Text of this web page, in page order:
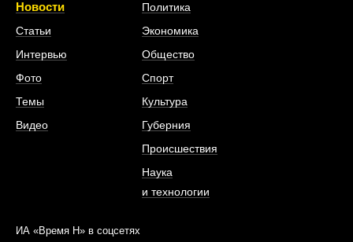
Новости
Статьи
Интервью
Фото
Темы
Видео
Политика
Экономика
Общество
Спорт
Культура
Губерния
Происшествия
Наука
и технологии
ИА «Время Н» в соцсетях